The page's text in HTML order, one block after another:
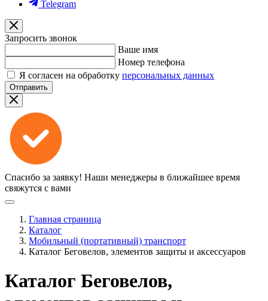
Telegram
Запросить звонок
Ваше имя
Номер телефона
Я согласен на обработку персональных данных
Отправить
Спасибо за заявку! Наши менеджеры в ближайшее время
свяжутся с вами
Главная страница
Каталог
Мобильный (портативный) транспорт
Каталог Беговелов, элементов защиты и аксессуаров
Каталог Беговелов,